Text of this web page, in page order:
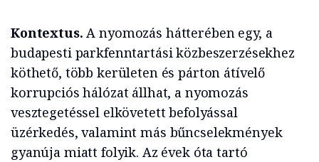
Kontextus. A nyomozás hátterében egy, a
budapesti parkfenntartási közbeszerzésekhez
köthető, több kerületen és párton átívelő
korrupciós hálózat állhat, a nyomozás
vesztegetéssel elkövetett befolyással
üzérkedés, valamint más bűncselekmények
gyanúja miatt folyik. Az évek óta tartó